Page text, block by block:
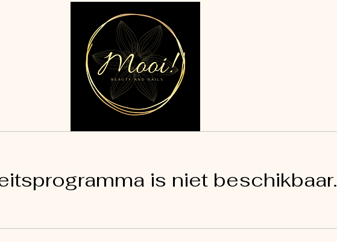
is niet beschikbaar.